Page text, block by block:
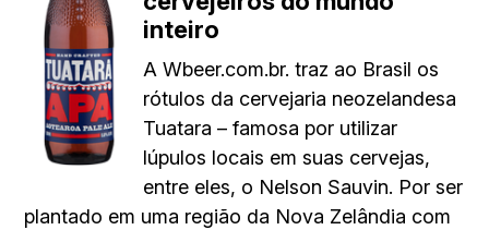
inteiro
A Wbeer.com.br. traz ao Brasil os
rótulos da cervejaria neozelandesa
Tuatara – famosa por utilizar
lúpulos locais em suas cervejas,
entre eles, o Nelson Sauvin. Por ser
plantado em uma região da Nova Zelândia com